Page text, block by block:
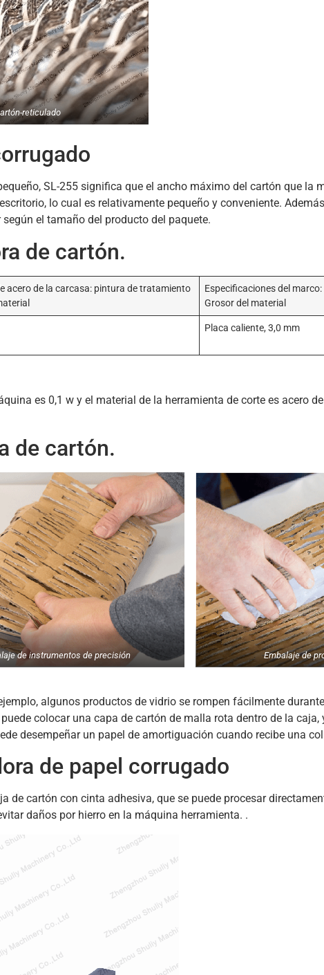
reticulado
SL-255 significa que el ancho máximo del cartón que la
lo cual es relativamente pequeño y conveniente.
según el tamaño del producto del paquete.
de cartón.
acero de la carcasa: pintura de tratamiento
Especificaciones del marco:
Grosor del material
Placa caliente, 3,0 mm
es 0,1 w y el material de la herramienta de corte es acero
de cartón.
de instrumentos de precisión Embalaje de
algunos productos de vidrio se rompen fácilmente
colocar una capa de cartón de malla rota dentro de la caja,
desempeñar un papel de amortiguación cuando recibe una
de papel corrugado
cartón con cinta adhesiva, que se puede procesar
daños por hierro en la máquina herramienta. .